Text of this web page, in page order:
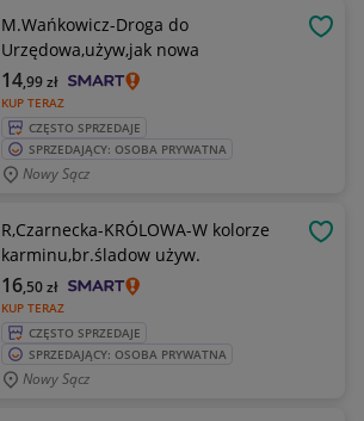
M.Wańkowicz-Droga do
Urzędowa,używ,jak nowa
KUP TERAZ
14,99zł
CZĘSTO SPRZEDAJE
SPRZEDAJĄCY: OSOBA PRYWATNA
Nowy Sącz
R,Czarnecka-KRÓLOWA-W kolorze
karminu,br.śladow używ.
KUP TERAZ
16,50zł
CZĘSTO SPRZEDAJE
SPRZEDAJĄCY: OSOBA PRYWATNA
Nowy Sącz